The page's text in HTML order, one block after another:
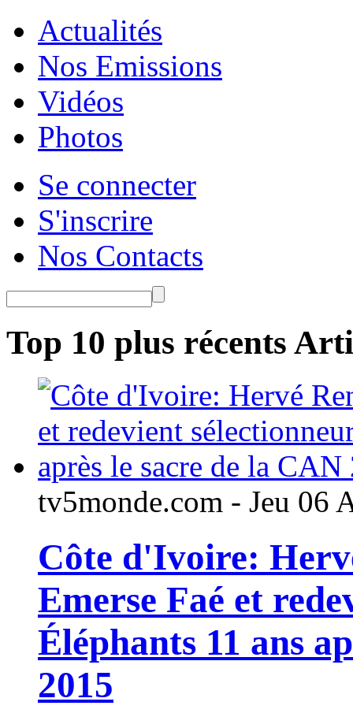
Actualités
Nos Emissions
Vidéos
Photos
Se connecter
S'inscrire
Nos Contacts
Top 10 plus récents
tv5monde.com - Jeu 06
Côte d'Ivoire:
Emerse Faé et
Éléphants 11 ans
2015